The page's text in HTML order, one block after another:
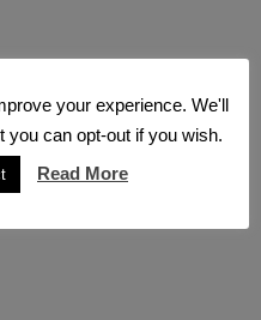
your experience. We'll
can opt-out if you wish.
Read More